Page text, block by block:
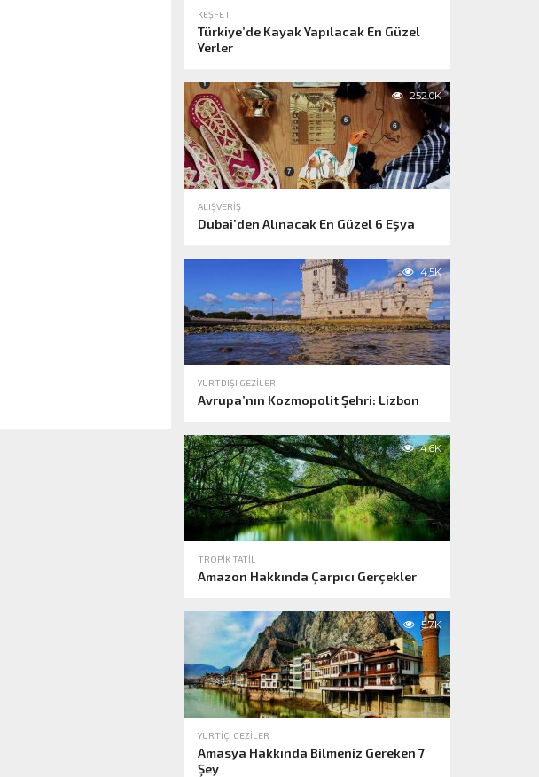
KEŞFET
Türkiye’de Kayak Yapılacak En Güzel
Yerler
252.0K
ALIŞVERIŞ
Dubai’den Alınacak En Güzel 6 Eşya
4.5K
YURTDIŞI GEZILER
Avrupa’nın Kozmopolit Şehri: Lizbon
4.6K
TROPIK TATIL
Amazon Hakkında Çarpıcı Gerçekler
5.7K
YURTIÇI GEZILER
Amasya Hakkında Bilmeniz Gereken 7
Şey